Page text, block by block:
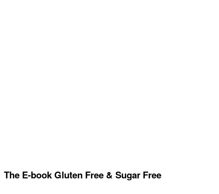
The E-book Gluten Free & Sugar Free